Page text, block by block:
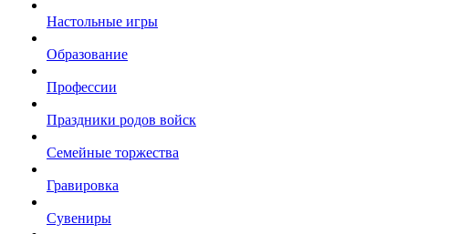
Настольные игры
Образование
Профессии
Праздники родов войск
Семейные торжества
Гравировка
Сувениры